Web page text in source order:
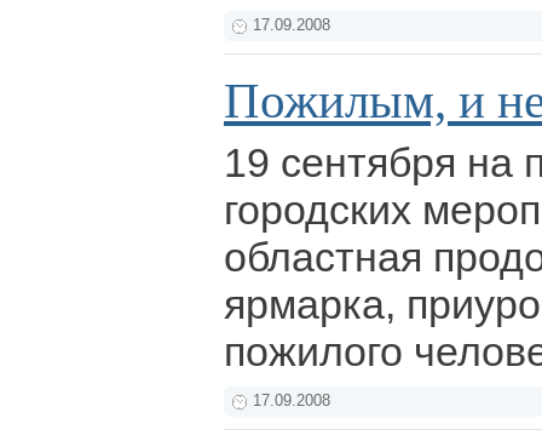
17.09.2008
Пожилым, и не
19 сентября на
городских
областная
ярмарка,
пожилого
17.09.2008